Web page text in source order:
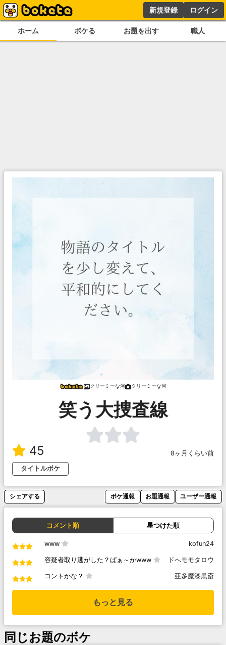
新規登録 ログイン
ホーム ボケる お題を出す 職人
クリーミーな河 クリーミーな河
笑う大捜査線
45
8ヶ月くらい前
タイトルボケ
シェアする ボケ通報 お題通報 ユーザー通報
コメント順 星つけた順
www kofun24
容疑者取り逃がした？ばぁ～かwww ドへモモタロウ
コントかな？ 亜多魔漆黒斎
もっと見る
同じお題のボケ